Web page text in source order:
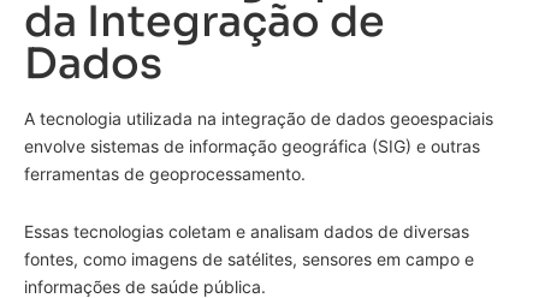
da Integração de
Dados
A tecnologia utilizada na integração de dados geoespaciais
envolve sistemas de informação geográfica (SIG) e outras
ferramentas de geoprocessamento.
Essas tecnologias coletam e analisam dados de diversas
fontes, como imagens de satélites, sensores em campo e
informações de saúde pública.